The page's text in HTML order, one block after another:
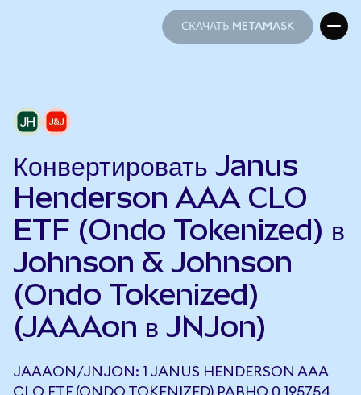
СКАЧАТЬ METAMASK
Конвертировать Janus
Henderson AAA CLO
ETF (Ondo Tokenized) в
Johnson & Johnson
(Ondo Tokenized)
(JAAAon в JNJon)
JAAAON/JNJON: 1 JANUS HENDERSON AAA
CLO ETF (ONDO TOKENIZED) РАВНО 0,195754